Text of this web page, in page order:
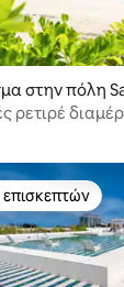
στα 5, 24
στην πόλη
ρετιρέ
επισκεπτών